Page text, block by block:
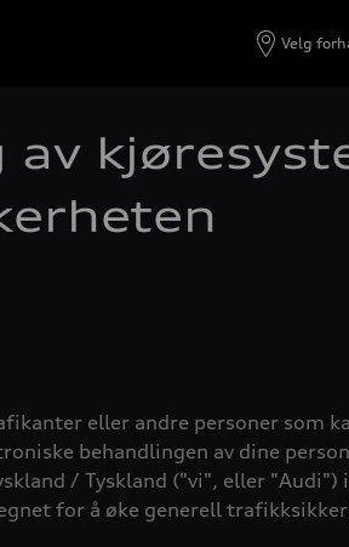
Velg
eller andre personer som
behandlingen av dine
/ Tyskland ("vi", eller "Audi")
for å øke generell